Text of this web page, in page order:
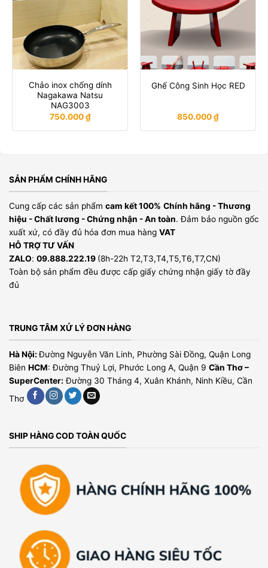
Chảo inox chống dính
Nagakawa Natsu
NAG3003
750.000₫
Ghế Công Sinh Học RED
850.000₫
SẢN PHẨM CHÍNH HÃNG
Cung cấp các sản phẩm cam kết 100% Chính hãng - Thương
hiệu - Chất lương - Chứng nhận - An toàn. Đảm bảo nguồn gốc
xuất xứ, có đầy đủ hóa đơn mua hàng VAT
HỖ TRỢ TƯ VẤN
ZALO: 09.888.222.19 (8h-22h T2,T3,T4,T5,T6,T7,CN)
Toàn bộ sản phẩm đều được cấp giấy chứng nhận giấy tờ đầy
đủ
TRUNG TÂM XỬ LÝ ĐƠN HÀNG
Hà Nội:Đường Nguyễn Văn Linh, Phường Sài Đồng, Quận Long
Biên HCM: Đường Thuỷ Lợi, Phước Long A, Quận 9 Cần Thơ –
SuperCenter: Đường 30 Tháng 4, Xuân Khánh, Ninh Kiều, Cần
Thơ
SHIP HÀNG COD TOÀN QUỐC